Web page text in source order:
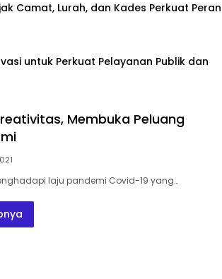
Camat, Lurah, dan Kades Perkuat Peran
untuk Perkuat Pelayanan Publik dan
Membuka Peluang
laju pandemi Covid-19 yang…